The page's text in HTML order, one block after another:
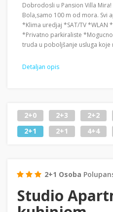
Dobrodosli u Pansion Villa
Bola,samo 100 m od mora. Svi
*Klima uredjaj *SAT/TV *WLAN
*Privatno parkiraliste
truda u poboljšanje usluga koje
Detaljan opis
2+0 2+3 2+2
2+1
2+1 4+4
2+1 Osoba
Studio